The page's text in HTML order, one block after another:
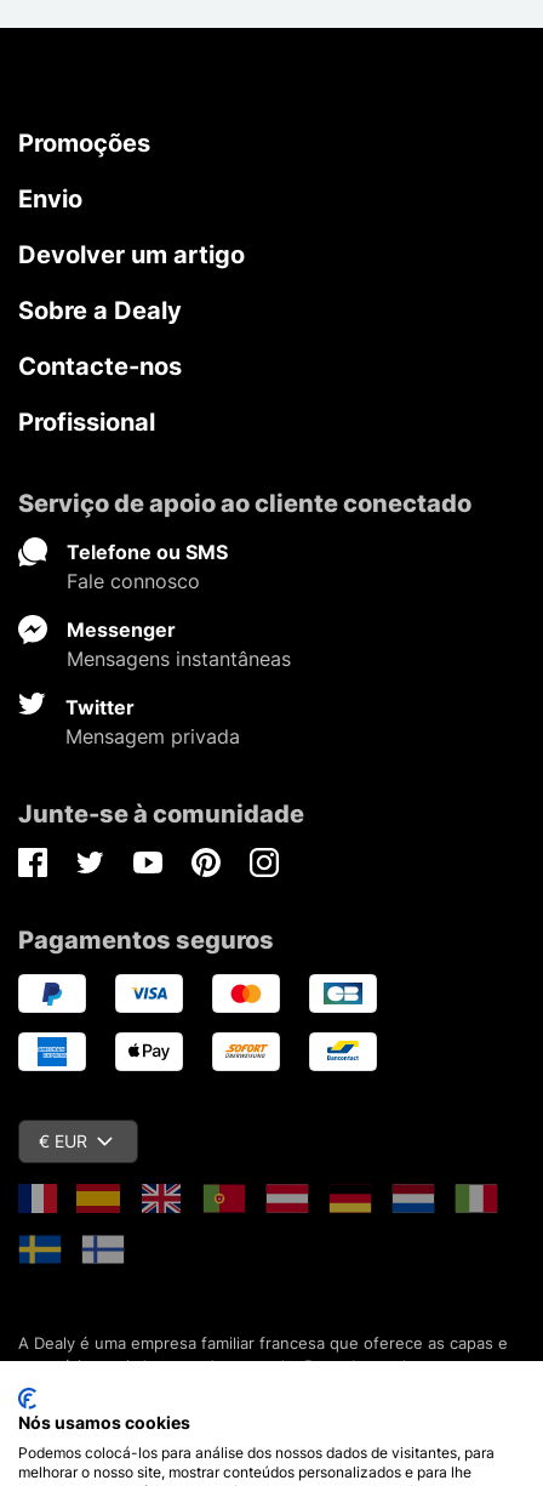
Promoções
Envio
Devolver um artigo
Sobre a Dealy
Contacte-nos
Profissional
Serviço de apoio ao cliente conectado
Telefone ou SMS
Fale connosco
Messenger
Mensagens instantâneas
Twitter
Mensagem privada
Junte-se à comunidade
FacebookTwitterYoutubePinterestInstagram
Pagamentos seguros
€ EUR
A Dealy é uma empresa familiar francesa que oferece as capas e
acessórios mais baratos do mercado. Descubra todas as nossas
colecções de capas, estojos, protecções de ecrã e acessórios
para o seu smartphone, tablet, computador ou relógio conectado.
Desde 2012, apresentamos novidades todos os dias para lhe
oferecer ainda mais opções de escolha. Mais de 600.000 clientes
em França e em todo o mundo já confiam na Dealy. Se tiver
Nós usamos cookies
Podemos colocá-los para análise dos nossos dados de visitantes, para
melhorar o nosso site, mostrar conteúdos personalizados e para lhe